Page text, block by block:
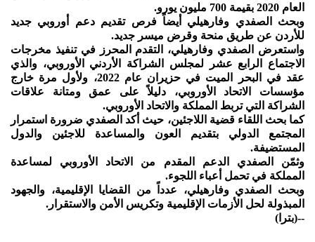
العام 2020 بقيمة 700 مليون يورو.
وبحث الصفدي وفارهيلي أيضاً فرص تقديم دعم أوروبي جديد
للأردن عن طريق منحة وقرض ميسر جديد.
واستعرض الصفدي وفارهيلي، التقدم المحرز في تنفيذ مخرجات
الاجتماع الرابع عشر لمجلس الشراكة الأردني الأوروبي، والذي
عقد في البحر الميت في حزيران عام 2022، ولأول مرة خارج
مؤسسات الاتحاد الأوروبي، دليلاً على عمق ومتانة علاقات
الشراكة التي تربط المملكة والاتحاد الأوروبي.
كما بحث اللقاء قضية اللاجئين، حيث أكد الصفدي ضرورة استمرار
المجتمع الدولي بتقديم العون والمساعدة للاجئين والدول
المستضيفة.
وثمّن الصفدي الدعم المقدم من الاتحاد الأوروبي لمساعدة
المملكة في تحمل أعباء اللجوء.
وبحث الصفدي وفارهيلي، عدداً من القضايا الإقليمية، والجهود
المبذولة لحل الأزمات الإقليمية وتكريس الأمن والاستقرار.
--(بترا)